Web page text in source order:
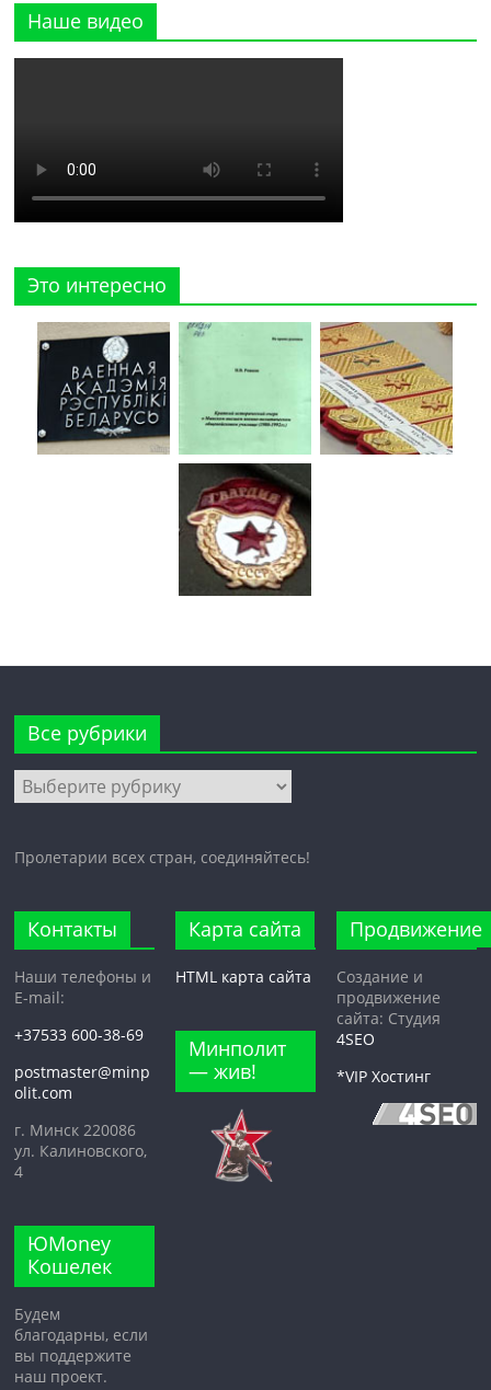
Наше видео
Это интересно
Все рубрики
Все
рубрики
Пролетарии всех стран, соединяйтесь!
Контакты
Наши телефоны и
E-mail:
+37533 600-38-69
postmaster@minp
olit.com
г. Минск 220086
ул. Калиновского,
4
ЮMoney
Кошелек
Будем
благодарны, если
вы поддержите
наш проект.
Карта сайта
HTML карта сайта
Минполит
— жив!
Продвижение
Создание и
продвижение
сайта: Студия
4SEO
*VIP Хостинг